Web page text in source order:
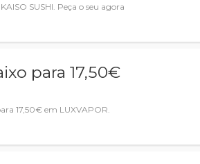
SUSHI. Peça o seu agora
para 17,50€
17,50€ em LUXVAPOR.